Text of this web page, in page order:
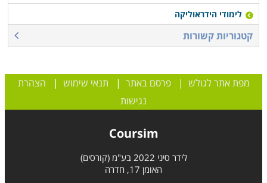
לימודי הידראוליקה
קטגוריות קשורות
מפת אתר לגולש |פרסם באתר | תנאי שימוש | הצהרת
נגישות
Coursim
לידר סיני 2022 בע"מ (קורסים)
האומן 17, חדרה